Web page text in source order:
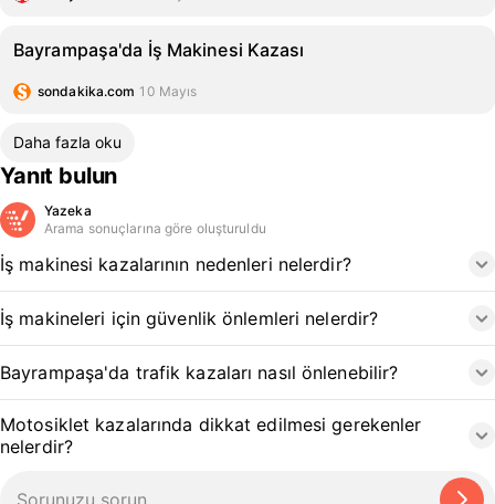
Bayrampaşa'da İş Makinesi Kazası
sondakika.com 10 Mayıs
Daha fazla oku
Yanıt bulun
Yazeka
Arama sonuçlarına göre oluşturuldu
İş makinesi kazalarının nedenleri nelerdir?
İş makineleri için güvenlik önlemleri nelerdir?
Bayrampaşa'da trafik kazaları nasıl önlenebilir?
Motosiklet kazalarında dikkat edilmesi gerekenler
nelerdir?